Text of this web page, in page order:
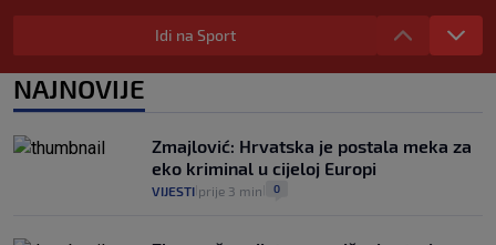
Iz Hrvatske u Italiju može se i preko
mora. Provjerili smo brodske linije i
2
rajčica košta deset eura: "Nećete ih
vidjeti na akcijama u trgovinama"
8
Idi na Sport
NAJNOVIJE
Zmajlović: Hrvatska je postala meka za
eko kriminal u cijeloj Europi
VIJESTI prije 3 min 0